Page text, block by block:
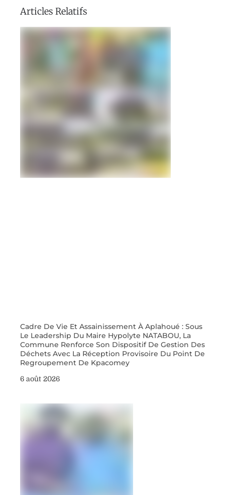
Articles Relatifs
Cadre De Vie Et Assainissement À Aplahoué : Sous
Le Leadership Du Maire Hypolyte NATABOU, La
Commune Renforce Son Dispositif De Gestion Des
Déchets Avec La Réception Provisoire Du Point De
Regroupement De Kpacomey
6 août 2026